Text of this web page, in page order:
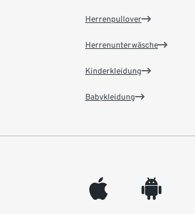
Herrenpullover
Herrenunterwäsche
Kinderkleidung
Babykleidung
appleinc android